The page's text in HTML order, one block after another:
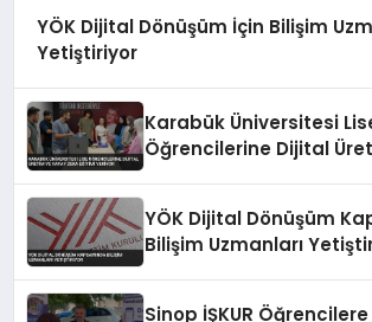
YÖK Dijital Dönüşüm İçin Bilişim
Yetiştiriyor
Karabük Üniversitesi
Öğrencilerine Dijital
YÖK Dijital Dönüşüm
Bilişim Uzmanları
Sinop İŞKUR